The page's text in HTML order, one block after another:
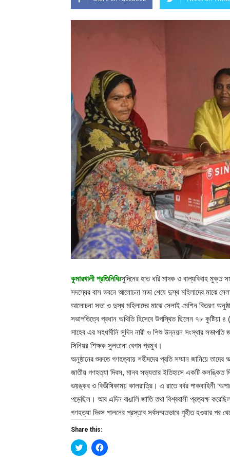
কুমারখালী প্রতিনিধিঃসুদিনের হাত ধরি মাদক ও বাল্যবিবাহ মুক্ত
সদস্যের বাস ভবনে আলোচনা সভা শেষে দুস্থ মহিলাদের মাঝে
আলোচনা সভা ও দুস্থ মহিলাদের মাঝে সেলাই মেশিন বিতরণ
সভাপতিত্বে প্রধান অথিতি হিসেবে উপস্থিত ছিলেন ৭৮
সাহেব এর সহধর্মীনি সুদিন নারী ও শিশু উন্নয়ন সংস্থার
সিনিয়র শিক্ষক সুলতানা বেগম প্রমুখ।
অনুষ্ঠানের শুরুতে গণহত্যায় শহীদদের প্রতি সম্মান জানিয়ে
জাতীয় গণহত্যা দিবস, মানব সভ্যতার ইতিহাসে একটি কলঙ্কিত
ভয়ঙ্কর ও বিভীষিকাময় কালরাত্রি। এ রাতে বর্বর পাকবাহিনী
পড়েছিল। আর এদিন বাঙালি জাতি তথা বিশ্ববাসী প্রত্যক্ষ
গণহত্যা দিবস পালনের প্রস্তাব সর্বসম্মতভাবে গৃহীত হওয়ার পর
Share this:
Click
to
Click
to